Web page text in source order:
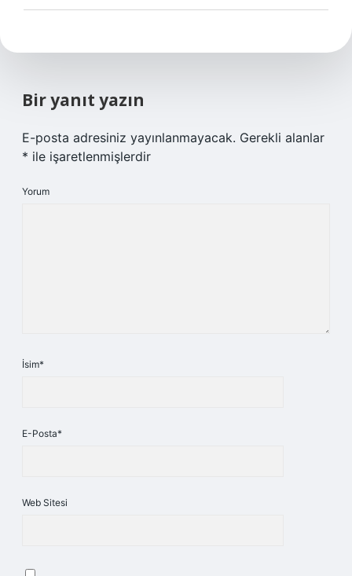
Bir yanıt yazın
E-posta adresiniz yayınlanmayacak. Gerekli alanlar
* ile işaretlenmişlerdir
Yorum
İsim*
E-Posta*
Web Sitesi